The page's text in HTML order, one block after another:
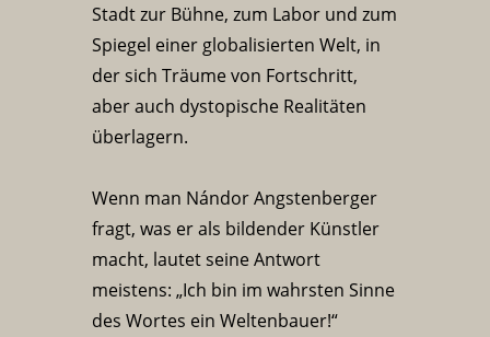
Stadt zur Bühne, zum Labor und zum
Spiegel einer globalisierten Welt, in
der sich Träume von Fortschritt,
aber auch dystopische Realitäten
überlagern.
Wenn man Nándor Angstenberger
fragt, was er als bildender Künstler
macht, lautet seine Antwort
meistens: „Ich bin im wahrsten Sinne
des Wortes ein Weltenbauer!“